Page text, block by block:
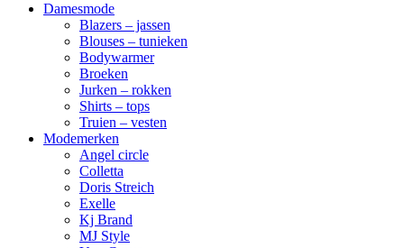
Damesmode
Blazers – jassen
Blouses – tunieken
Bodywarmer
Broeken
Jurken – rokken
Shirts – tops
Truien – vesten
Modemerken
Angel circle
Colletta
Doris Streich
Exelle
Kj Brand
MJ Style